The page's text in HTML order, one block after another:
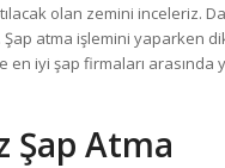
olan zemini inceleriz.
atma işlemini yaparken
iyi şap firmaları arasında
Şap Atma